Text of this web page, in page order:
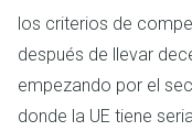
los criterios de
después de llevar
empezando por el
donde la UE tiene